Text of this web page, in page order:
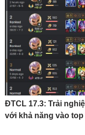
ĐTCL 17.3: Trải
với khả năng vào top